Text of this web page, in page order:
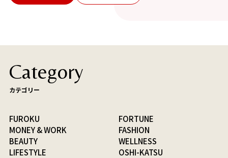
Category
カテゴリー
FUROKU
FORTUNE
MONEY & WORK
FASHION
BEAUTY
WELLNESS
LIFESTYLE
OSHI-KATSU